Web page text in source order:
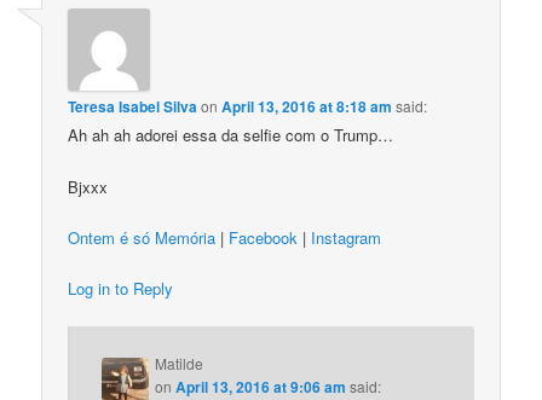
Teresa Isabel SilvaonApril 13, 2016 at 8:18 am said:
Ah ah ah adorei essa da selfie com o Trump…
Bjxxx
Ontem é só Memória | Facebook | Instagram
Log in to Reply
Matilde
onApril 13, 2016 at 9:06 am said: